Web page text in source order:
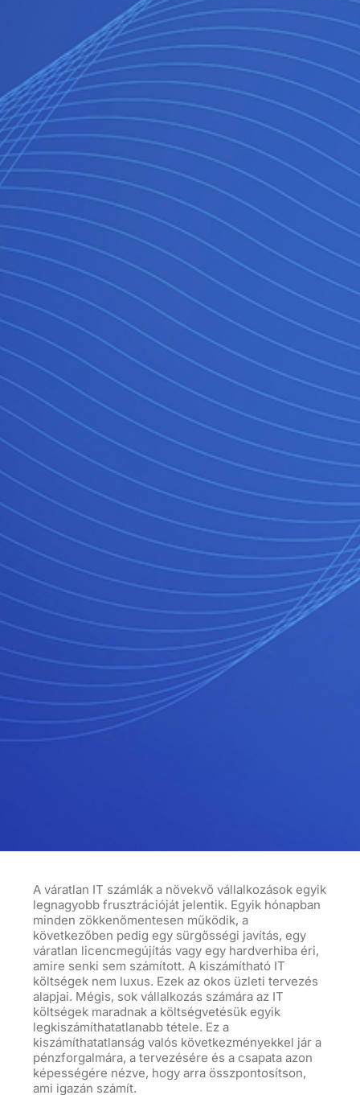
A váratlan IT számlák a növekvő vállalkozásokegyik
legnagyobb frusztrációját jelentik. Egyik hónapban
minden zökkenőmentesen működik, a
következőben pedig egy sürgősségi javítás,egy
váratlan licencmegújítás vagy egy hardverhiba éri,
amire senki sem számított. A kiszámítható IT
költségek nem luxus. Ezek az okos üzleti tervezés
alapjai. Mégis, sok vállalkozás számára az IT
költségek maradnak a költségvetésük egyik
legkiszámíthatatlanabb tétele. Ez a
kiszámíthatatlanság valós következményekkel jár a
pénzforgalmára, a tervezésére és a csapata azon
képességére nézve, hogy arra összpontosítson,
ami igazán számít.